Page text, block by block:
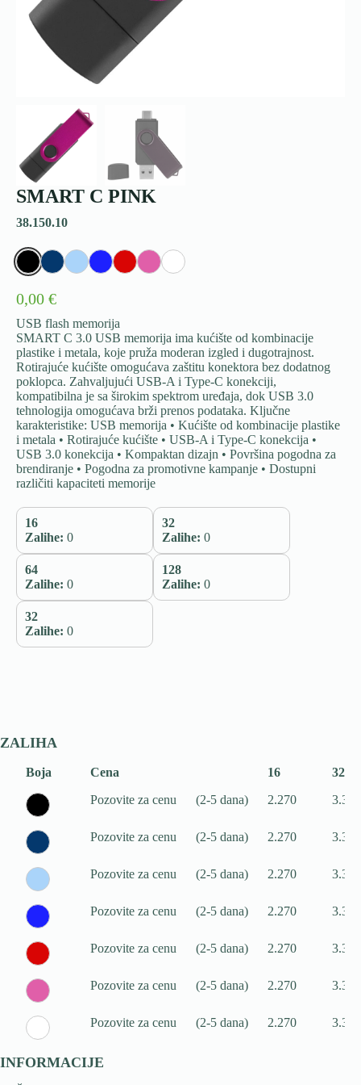
SMART C PINK
38.150.10
0,00 €
USB flash memorija
SMART C 3.0 USB memorija ima kućište od kombinacije
plastike i metala, koje pruža moderan izgled i dugotrajnost.
Rotirajuće kućište omogućava zaštitu konektora bez dodatnog
poklopca. Zahvaljujući USB-A i Type-C konekciji,
kompatibilna je sa širokim spektrom uređaja, dok USB 3.0
tehnologija omogućava brži prenos podataka. Ključne
karakteristike: USB memorija • Kućište od kombinacije plastike
i metala • Rotirajuće kućište • USB-A i Type-C konekcija •
USB 3.0 konekcija • Kompaktan dizajn • Površina pogodna za
brendiranje • Pogodna za promotivne kampanje • Dostupni
različiti kapaciteti memorije
16
Zalihe: 0
32
Zalihe: 0
64
Zalihe: 0
128
Zalihe: 0
32
Zalihe: 0
ZALIHA
Boja Cena 16
32
Pozovite za cenu
(2-5 dana) 2.270 3.373
Pozovite za cenu (2-5 dana) 2.270 3.373
Pozovite za cenu (2-5 dana) 2.270 3.373
Pozovite za cenu (2-5 dana) 2.270 3.373
Pozovite za cenu (2-5 dana) 2.270 3.373
Pozovite za cenu (2-5 dana) 2.270 3.373
Pozovite za cenu (2-5 dana) 2.270 3.373
INFORMACIJE